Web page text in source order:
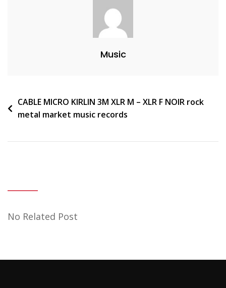
Music
Navigation
de
CABLE MICRO KIRLIN 3M XLR M – XLR F NOIR rock
metal market music records
No Related Post